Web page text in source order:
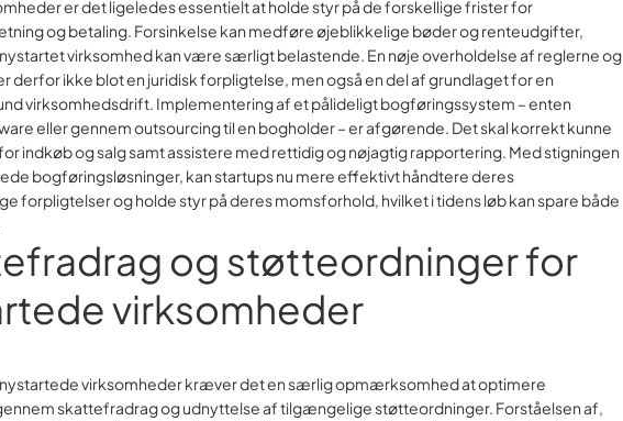
er det ligeledes essentielt at holde styr på de forskellige frister for
og betaling. Forsinkelse kan medføre øjeblikkelige bøder og renteudgifter,
virksomhed kan være særligt belastende. En nøje overholdelse af reglerne og
derfor ikke blot en juridisk forpligtelse, men også en del af grundlaget for en
virksomhedsdrift. Implementering af et pålideligt bogføringssystem – enten
eller gennem outsourcing til en bogholder – er afgørende. Det skal korrekt kunne
indkøb og salg samt assistere med rettidig og nøjagtig rapportering. Med stigningen
bogføringsløsninger, kan startups nu mere effektivt håndtere deres
forpligtelser og holde styr på deres momsforhold, hvilket i tidens løb kan spare både
og støtteordninger for
virksomheder
virksomheder kræver det en særlig opmærksomhed at optimere
skattefradrag og udnyttelse af tilgængelige støtteordninger. Forståelsen af,